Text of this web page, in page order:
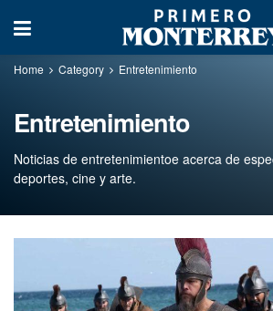
Home Category Entretenimiento
Entretenimiento
Noticias de entretenimientoe acerca de
deportes, cine y arte.